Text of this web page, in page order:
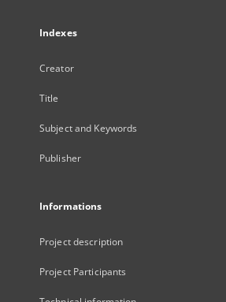
Indexes
Creator
Title
Subject and Keywords
Publisher
Informations
Project description
Project Participants